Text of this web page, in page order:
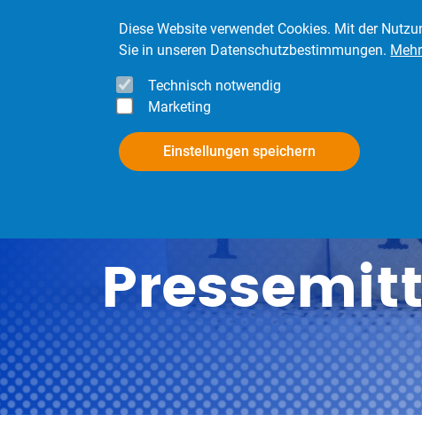
Diese Website verwendet Cookies. Mit der
Sie in unseren Datenschutzbestimmungen. Mehr
Technisch notwendig
Marketing
Einstellungen speichern